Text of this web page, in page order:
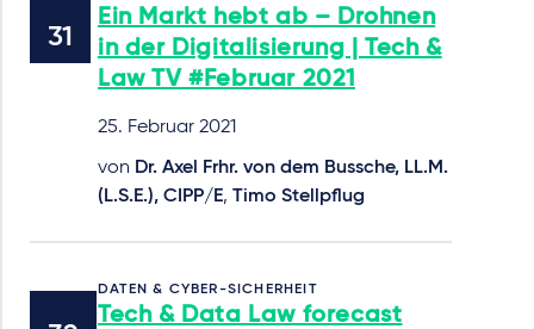
Ein Markt hebt ab – Drohnen
in der Digitalisierung | Tech &
Law TV #Februar 2021
25. Februar 2021
von Dr. Axel Frhr. von dem Bussche, LL.M.
(L.S.E.), CIPP/E, Timo Stellpflug
DATEN & CYBER-SICHERHEIT
Tech & Data Law forecast